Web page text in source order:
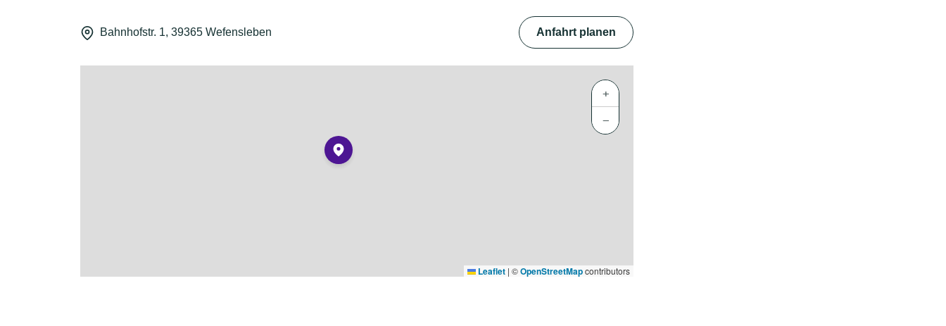
Bahnhofstr. 1, 39365 Wefensleben Anfahrt planen
+
−
Leaflet | ©OpenStreetMapcontributors